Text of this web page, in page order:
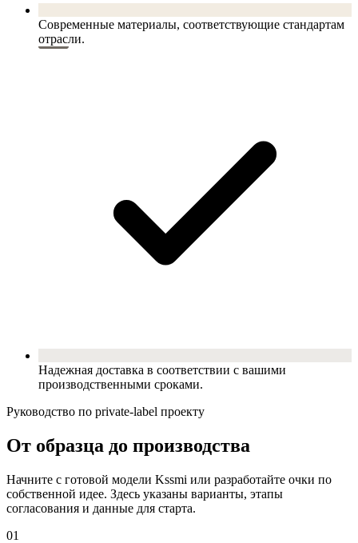
Современные материалы, соответствующие стандартам
отрасли.
Надежная доставка в соответствии с вашими
производственными сроками.
Руководство по private-label проекту
От образца до производства
Начните с готовой модели Kssmi или разработайте очки по
собственной идее. Здесь указаны варианты, этапы
согласования и данные для старта.
01